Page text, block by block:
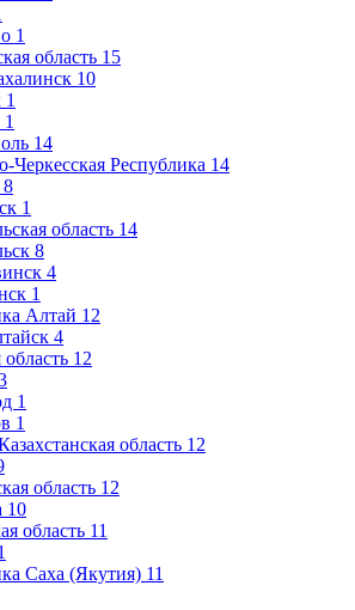
1
область 15
10
1
1
14
Черкесская Республика 14
8
1
область 14
8
4
1
Алтай 12
4
12
1
1
область 12
область 12
10
область 11
Саха (Якутия) 11